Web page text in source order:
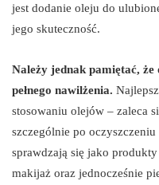
jest dodanie oleju do
jego skuteczność.
Należy jednak pamiętać, że
pełnego nawilżenia.
stosowaniu olejów – zaleca
szczególnie po
sprawdzają się jako
makijaż oraz jednocześnie